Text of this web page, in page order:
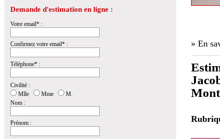
Demande d'estimation en ligne :
Votre email* :
Confirmez votre email* :
Téléphone* :
Civilité :
Mlle
Mme
M.
Nom :
Prénom :
» En